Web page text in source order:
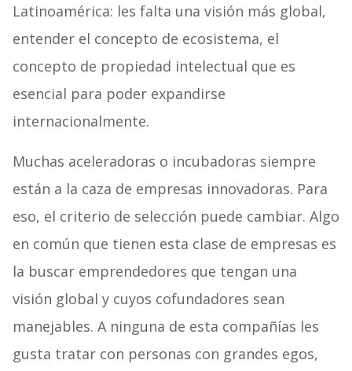
Latinoamérica: les falta una visión más global,
entender el concepto de ecosistema, el
concepto de propiedad intelectual que es
esencial para poder expandirse
internacionalmente.
Muchas aceleradoras o incubadoras siempre
están a la caza de empresas innovadoras. Para
eso, el criterio de selección puede cambiar. Algo
en común que tienen esta clase de empresas es
la buscar emprendedores que tengan una
visión global y cuyos cofundadores sean
manejables. A ninguna de esta compañías les
gusta tratar con personas con grandes egos,